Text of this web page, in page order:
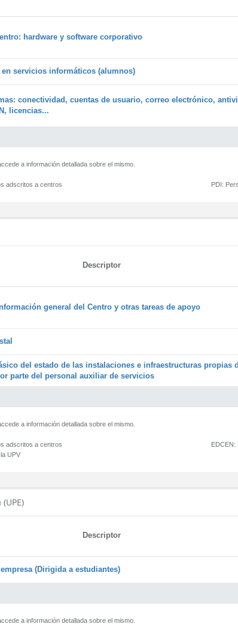
hardware y software corporativo
servicios informáticos (alumnos)
conectividad, cuentas de usuario, correo electrónico,
licencias...
a información detallada sobre el mismo.
adscritos a centros PDI:
Descriptor
general del Centro y otras tareas de apoyo
del estado de las instalaciones e infraestructuras propias
parte del personal auxiliar de servicios
a información detallada sobre el mismo.
adscritos a centros
UPV
EDCEN:
Descriptor
(Dirigida a estudiantes)
a información detallada sobre el mismo.